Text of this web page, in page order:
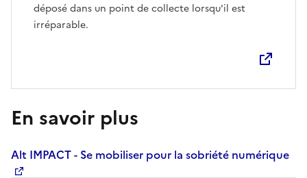
déposé dans un point de collecte lorsqu'il est
irréparable.
En savoir plus
Alt IMPACT - Se mobiliser pour la sobriété numérique